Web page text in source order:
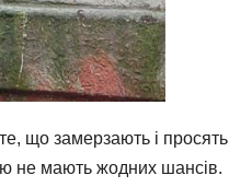
що замерзають і просять
не мають жодних шансів.